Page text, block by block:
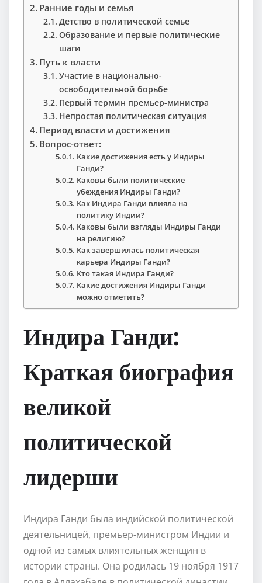
Ранние годы и семья
Детство в политической семье
Образование и первые политические
шаги
Путь к власти
Участие в национально-
освободительной борьбе
Первый термин премьер-министра
Непростая политическая ситуация
Период власти и достижения
Вопрос-ответ:
Какие достижения есть у Индиры
Ганди?
Каковы были политические
убеждения Индиры Ганди?
Как Индира Ганди влияла на
политику Индии?
Каковы были взгляды Индиры Ганди
на религию?
Как завершилась политическая
карьера Индиры Ганди?
Кто такая Индира Ганди?
Какие достижения Индиры Ганди
можно отметить?
Индира Ганди:
Краткая биография
великой
политической
лидерши
Индира Ганди была индийской политической
деятельницей, премьер-министром Индии и
одной из самых влиятельных женщин в
истории страны. Она родилась 19 ноября 1917